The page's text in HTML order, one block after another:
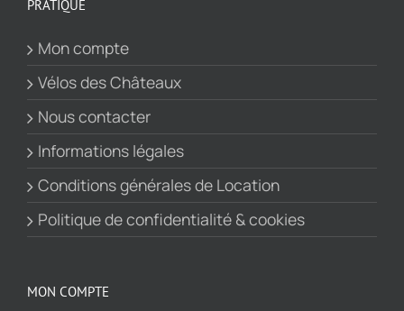
PRATIQUE
Mon compte
Vélos des Châteaux
Nous contacter
Informations légales
Conditions générales de Location
Politique de confidentialité & cookies
MON COMPTE